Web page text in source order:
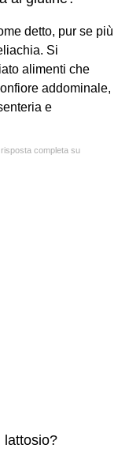
detto, pur se più
Si
alimenti che
addominale,
e
completa su
lattosio?